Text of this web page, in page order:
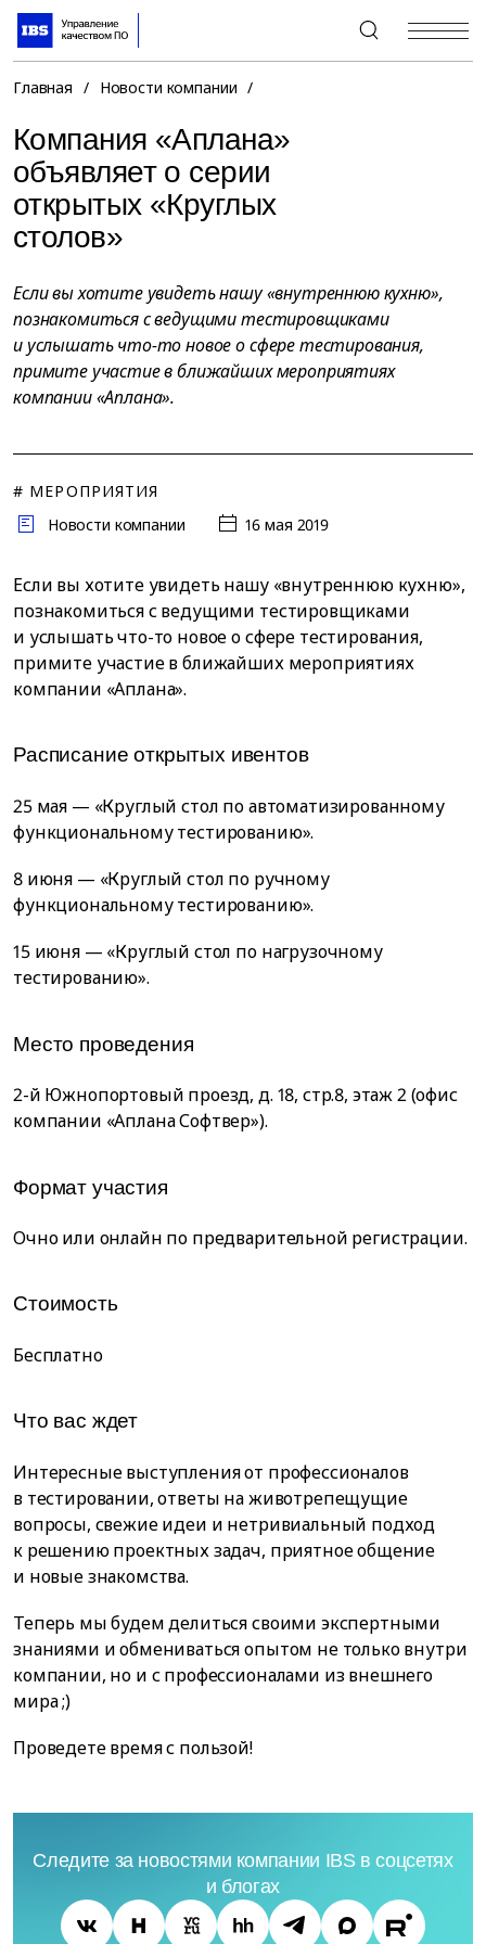
+7 (495) 967-80-80
Главная / Новости компании /
Компания «Аплана»
объявляет о серии
открытых «Круглых
столов»
Если вы хотите увидеть нашу «внутреннюю кухню»,
познакомиться с ведущими тестировщиками
и услышать что-то новое о сфере тестирования,
примите участие в ближайших мероприятиях
компании «Аплана».
# МЕРОПРИЯТИЯ
Новости компании
16 мая 2019
Если вы хотите увидеть нашу «внутреннюю кухню»,
познакомиться с ведущими тестировщиками
и услышать что-то новое о сфере тестирования,
примите участие в ближайших мероприятиях
компании «Аплана».
Расписание открытых ивентов
25 мая — «Круглый стол по автоматизированному
функциональному тестированию».
8 июня — «Круглый стол по ручному
функциональному тестированию».
15 июня — «Круглый стол по нагрузочному
тестированию».
Место проведения
2-й Южнопортовый проезд, д. 18, стр.8, этаж 2 (офис
компании «Аплана Софтвер»).
Формат участия
Очно или онлайн по предварительной регистрации.
Стоимость
Бесплатно
Что вас ждет
Интересные выступления от профессионалов
в тестировании, ответы на животрепещущие
вопросы, свежие идеи и нетривиальный подход
к решению проектных задач, приятное общение
и новые знакомства.
Теперь мы будем делиться своими экспертными
знаниями и обмениваться опытом не только внутри
компании, но и с профессионалами из внешнего
мира ;)
Проведете время с пользой!
Следите за новостями компании IBS в соцсетях
и блогах